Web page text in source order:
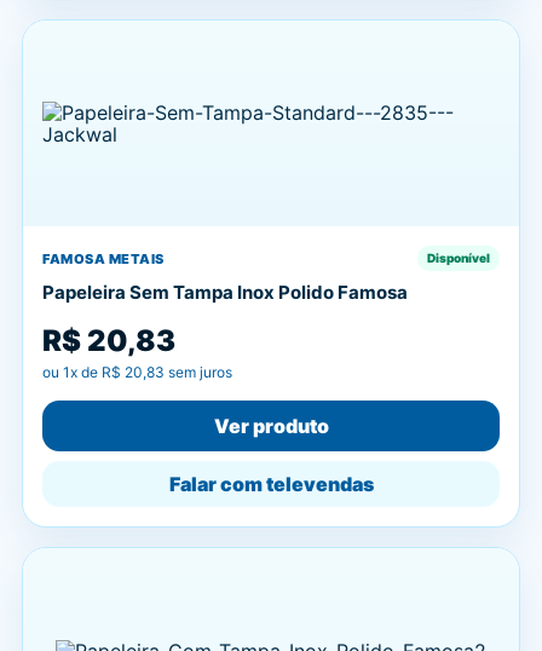
FAMOSA METAIS Disponível
Papeleira Sem Tampa Inox Polido Famosa
R$ 20,83
ou 1x de R$ 20,83 sem juros
Ver produto
Falar com televendas